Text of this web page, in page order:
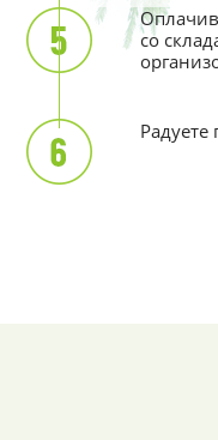
со